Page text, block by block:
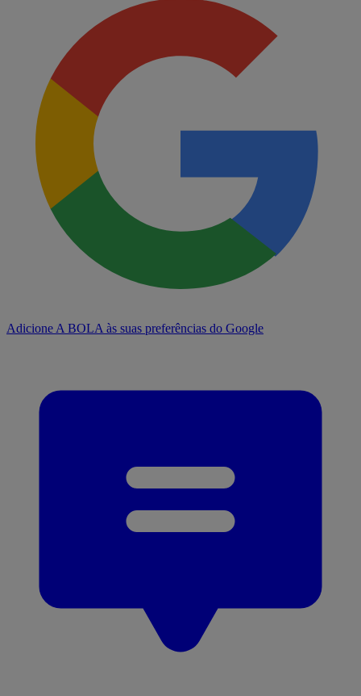
Adicione A BOLA às suas preferências do Google